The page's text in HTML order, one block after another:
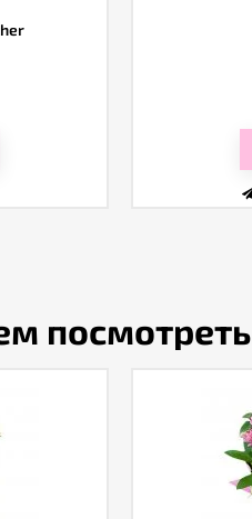
посмотреть